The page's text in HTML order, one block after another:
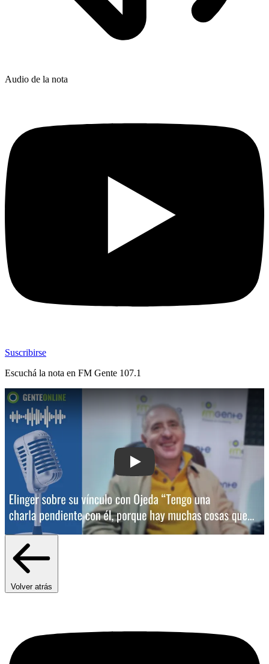
Audio de la nota
Suscribirse
Escuchá la nota en FM Gente 107.1
Play: Elinger sobre su vínculo con
Volver atrás